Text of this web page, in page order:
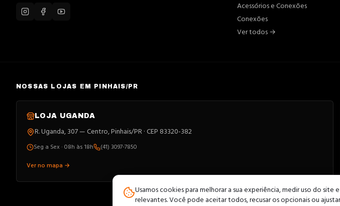
Bombas
Broca
Buchas
Cabeçote
Acessórios e Conexões
Conexões
Ver todos →
NOSSAS LOJAS EM PINHAIS/PR
LOJA UGANDA
R. Uganda, 307 — Centro, Pinhais/PR · CEP 83320-382
Seg a Sex · 08h às 18h
(41) 3097-7850
Ver no mapa →
Usamos cookies para melhorar a sua experiência, medir uso do site
relevantes. Você pode aceitar todos, recusar os opcionais ou